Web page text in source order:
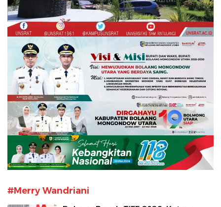
#Merry Wandriani